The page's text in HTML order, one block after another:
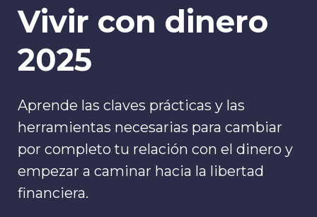
Vivir con dinero
2025
Aprende las claves prácticas y las
herramientas necesarias para cambiar
por completo tu relación con el dinero y
empezar a caminar hacia la libertad
financiera.​